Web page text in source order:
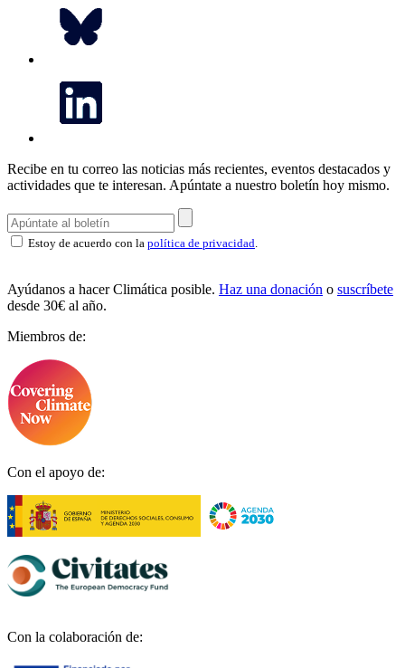
Recibe en tu correo las noticias más recientes, eventos destacados y
actividades que te interesan. Apúntate a nuestro boletín hoy mismo.
Estoy de acuerdo con la política de privacidad
Ayúdanos a hacer Climática posible. Haz una donación o suscríbete
desde 30€ al año.
Miembros de:
Con el apoyo de:
Con la colaboración de: